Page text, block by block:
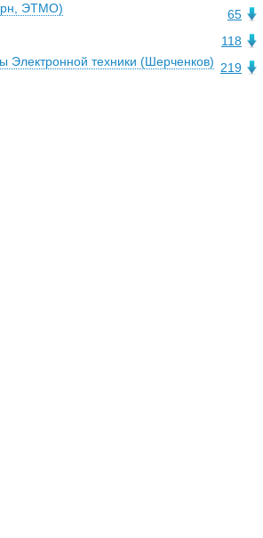
65
ЭТМО)
118
219
техники (Шерченков)